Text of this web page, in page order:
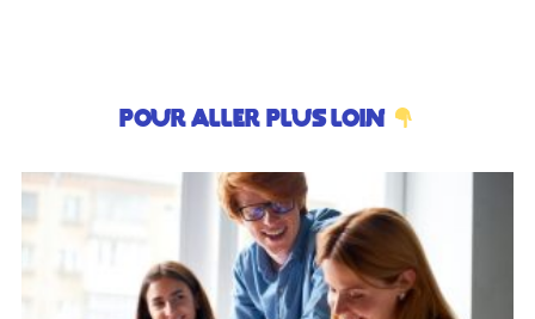
Pour aller plus loin